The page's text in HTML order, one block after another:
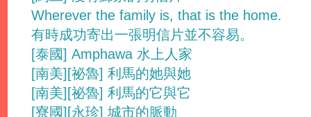
Wherever the family is, that is the home.
有時成功寄出一張明信片並不容易。
[泰國] Amphawa 水上人家
[南美][祕魯] 利馬的她與她
[南美][祕魯] 利馬的它與它
[寮國][永珍] 城市的脈動